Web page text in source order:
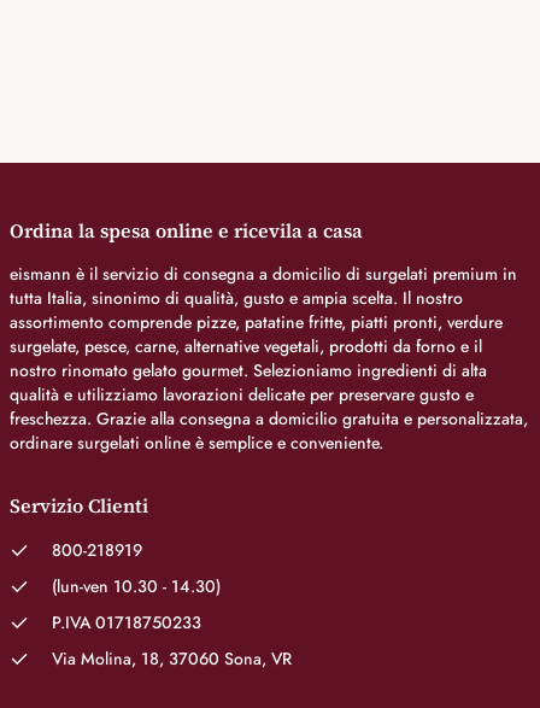
Ordina la spesa online e ricevila a casa
eismann è il servizio di consegna a domicilio di surgelati premium in
tutta Italia, sinonimo di qualità, gusto e ampia scelta. Il nostro
assortimento comprende pizze, patatine fritte, piatti pronti, verdure
surgelate, pesce, carne, alternative vegetali, prodotti da forno e il
nostro rinomato gelato gourmet. Selezioniamo ingredienti di alta
qualità e utilizziamo lavorazioni delicate per preservare gusto e
freschezza. Grazie alla consegna a domicilio gratuita e personalizzata,
ordinare surgelati online è semplice e conveniente.
Servizio Clienti
800-218919
(lun-ven 10.30 - 14.30)
P.IVA 01718750233
Via Molina, 18, 37060 Sona, VR